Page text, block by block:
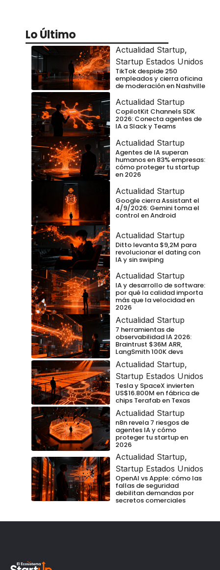
Lo Último
Actualidad Startup,
Startup Estados Unidos
TikTok despide 250
empleados y cierra oficina
de moderación en Nashville
Actualidad Startup
CopilotKit Channels SDK
2026: Conecta agentes de
IA a Slack y Teams
Actualidad Startup
Agentes de IA superan
humanos en 83% empresas:
cómo proteger tu startup
en 2026
Actualidad Startup
Google cierra Assistant el
4/9/2026: Gemini toma el
control en Android
Actualidad Startup
Ditto levanta $9,2M para
revolucionar el dating con
IA y sin swiping
Actualidad Startup
IA y desarrollo de software:
por qué la calidad importa
más que la velocidad en
2026
Actualidad Startup
7 herramientas de
observabilidad IA 2026:
Braintrust $36M ARR,
LangSmith 100K devs
Actualidad Startup,
Startup Estados Unidos
Tesla y SpaceX invierten
US$16.800M en fábrica de
chips Terafab en Texas
Actualidad Startup
n8n revela 7 riesgos de
agentes IA y cómo
proteger tu startup en
2026
Actualidad Startup,
Startup Estados Unidos
OpenAI vs Apple: cómo las
fallas de seguridad
debilitan demandas por
secretos comerciales